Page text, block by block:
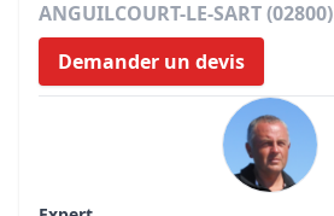
ANGUILCOURT-LE-SART (02800)
Demander un devis